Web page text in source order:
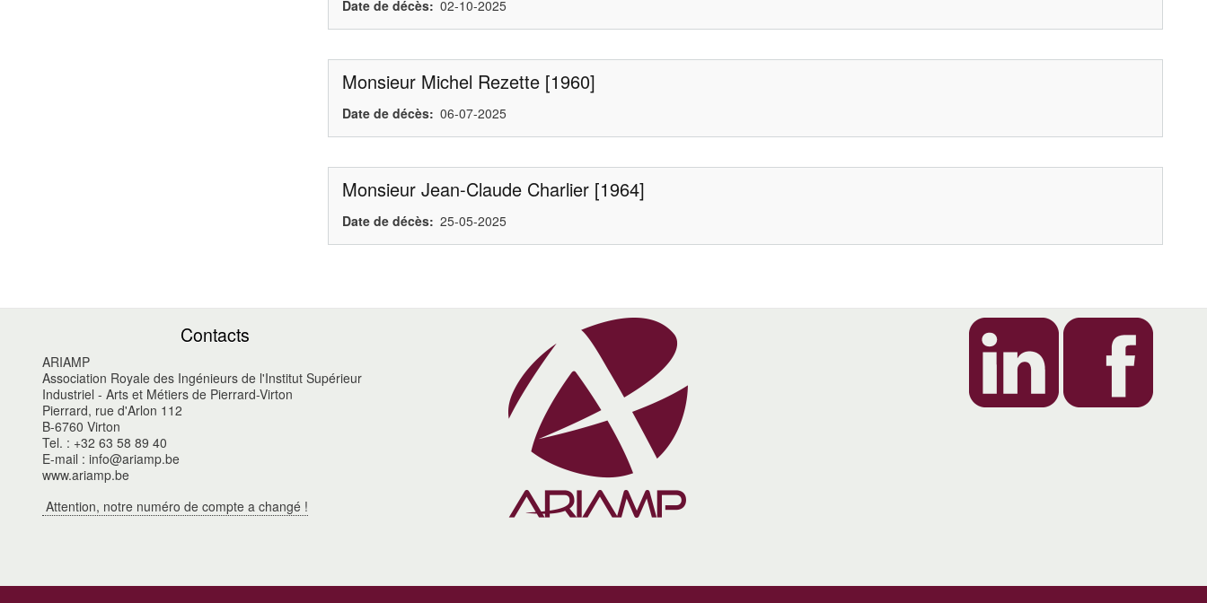
Date de décès 02-10-2025
Monsieur Michel Rezette [1960]
Date de décès 06-07-2025
Monsieur Jean-Claude Charlier [1964]
Date de décès 25-05-2025
Contacts
ARIAMP
Association Royale des Ingénieurs de l'Institut Supérieur
Industriel - Arts et Métiers de Pierrard-Virton
Pierrard, rue d'Arlon 112
B-6760 Virton
Tel. : +32 63 58 89 40
E-mail : info@ariamp.be
www.ariamp.be
Attention, notre numéro de compte a changé !